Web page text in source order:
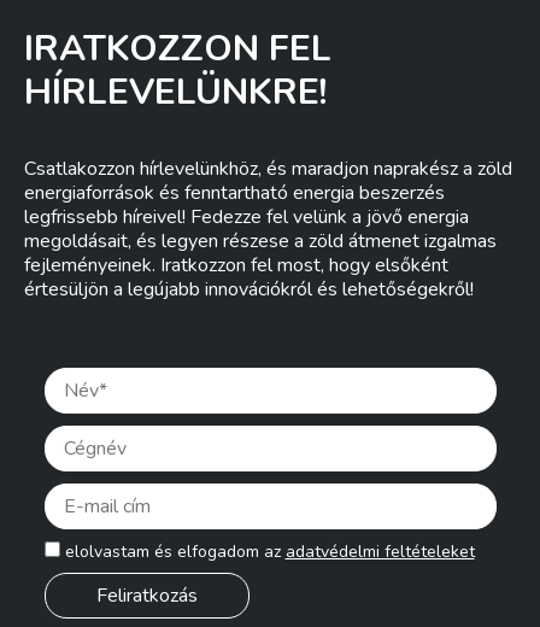
IRATKOZZON FEL
HÍRLEVELÜNKRE!
Csatlakozzon hírlevelünkhöz, és maradjon naprakész a zöld
energiaforrások és fenntartható energia beszerzés
legfrissebb híreivel! Fedezze fel velünk a jövő energia
megoldásait, és legyen részese a zöld átmenet izgalmas
fejleményeinek. Iratkozzon fel most, hogy elsőként
értesüljön a legújabb innovációkról és lehetőségekről!
elolvastam és elfogadom az adatvédelmi feltételeket